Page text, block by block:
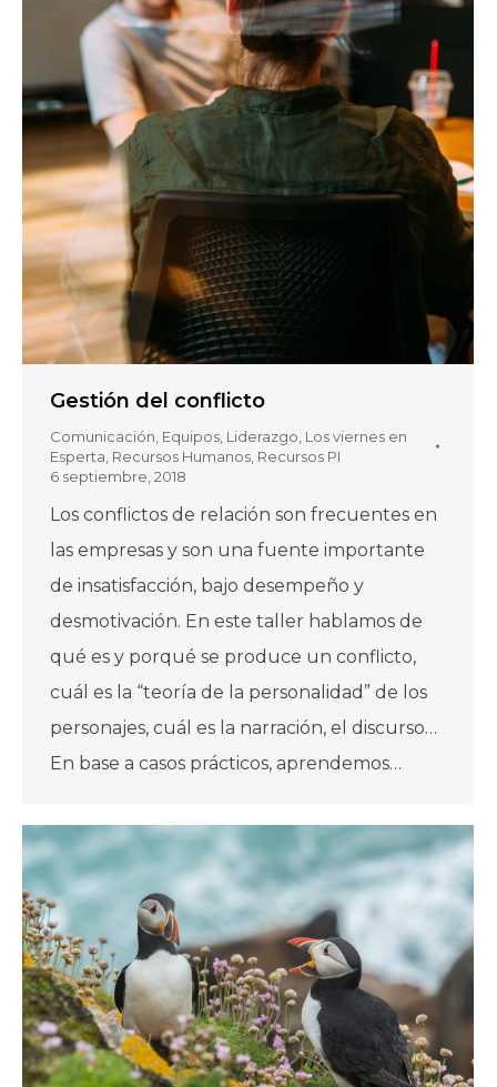
Gestión del conflicto
Comunicación Equipos Liderazgo Los viernes en
Esperta Recursos Humanos Recursos PI
6 septiembre, 2018
Los conflictos de relación son frecuentes en
las empresas y son una fuente importante
de insatisfacción, bajo desempeño y
desmotivación. En este taller hablamos de
qué es y porqué se produce un conflicto,
cuál es la “teoría de la personalidad” de los
personajes, cuál es la narración, el discurso…
En base a casos prácticos, aprendemos…